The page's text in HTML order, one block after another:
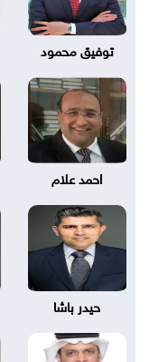
توفيق محمود
احمد علام
حيدر باشا